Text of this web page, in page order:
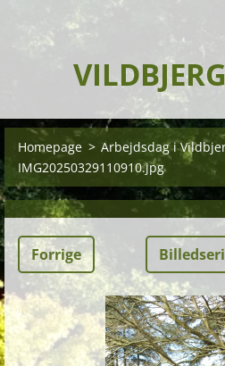
Homepage > Arbejdsdag i
IMG20250329110910.jpg
Forrige